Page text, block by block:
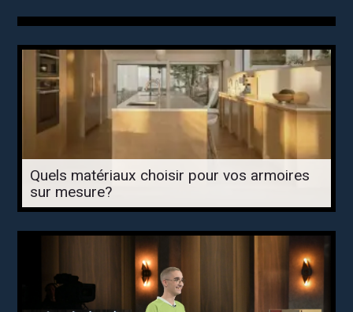
Quels matériaux choisir pour vos armoires
sur mesure?